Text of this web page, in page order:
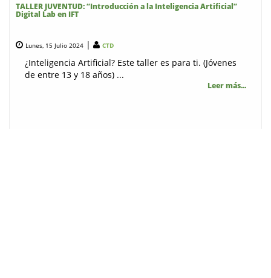
TALLER JUVENTUD: “Introducción a la Inteligencia Artificial”
Digital Lab en IFT
Lunes, 15 Julio 2024 | CTD
¿Inteligencia Artificial? Este taller es para ti. (Jóvenes
de entre 13 y 18 años) ...
Leer más...